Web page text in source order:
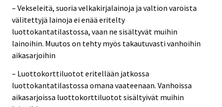
– Vekseleitä, suoria velkakirjalainoja ja valtion varoista
välitettyjä lainoja ei enää eritelty
luottokantatilastossa, vaan ne sisältyvät muihin
lainoihin. Muutos on tehty myös takautuvasti vanhoihin
aikasarjoihin
– Luottokorttiluotot eritellään jatkossa
luottokantatilastossa omana vaateenaan. Vanhoissa
aikasarjoissa luottokorttiluotot sisältyivät muihin